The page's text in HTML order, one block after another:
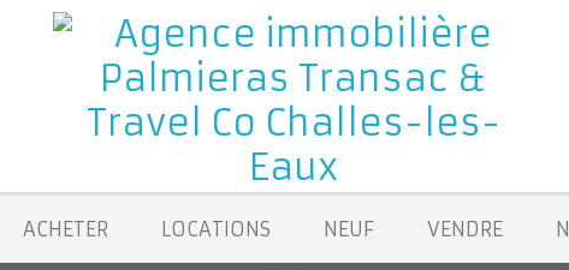
ACHETER LOCATIONS NEUF VENDRE